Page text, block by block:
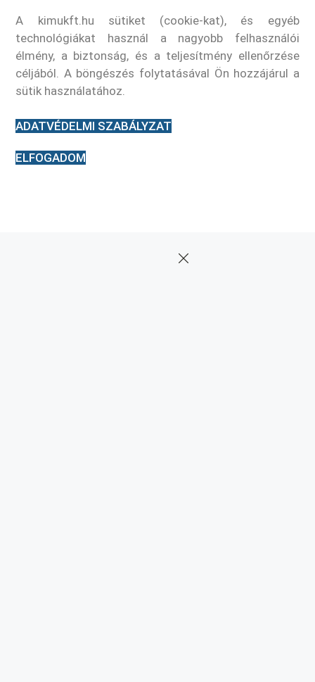
A kimukft.hu sütiket (cookie-kat), és egyéb
technológiákat használ a nagyobb felhasználói
élmény, a biztonság, és a teljesítmény ellenőrzése
céljából. A böngészés folytatásával Ön hozzájárul a
sütik használatához.
ADATVÉDELMI SZABÁLYZAT
ELFOGADOM